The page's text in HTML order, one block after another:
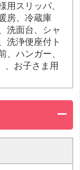
用スリッパ、
房、冷蔵庫
洗面台、シャ
洗浄便座付ト
、ハンガー、
、お子さま用